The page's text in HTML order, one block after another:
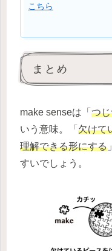
こちら
まとめ
make senseは「 つ
いう意味。「 欠けて
理解できる形にする
すいでしょう。